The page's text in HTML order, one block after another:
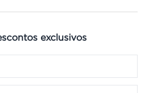
exclusivos